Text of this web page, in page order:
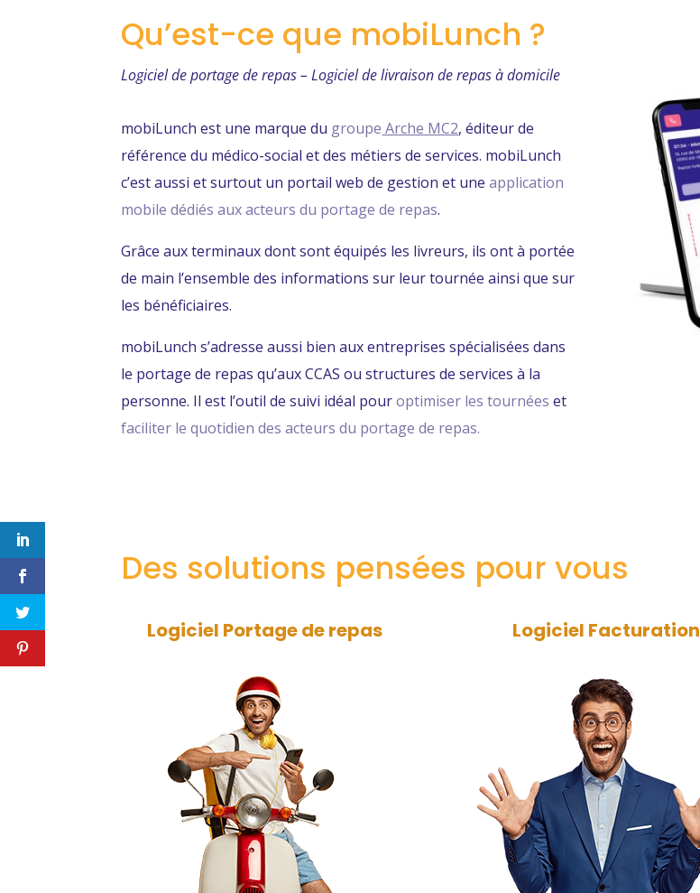
Qu’est-ce que mobiLunch ?
Logiciel de portage de repas – Logiciel de livraison de repas à domicile
mobiLunch est une marque du groupe Arche MC2, éditeur de
référence du médico-social et des métiers de services. mobiLunch
c’est aussi et surtout un portail web de gestion et uneapplication
mobile dédiés aux acteurs du portage de repas.
Grâce aux terminaux dont sont équipés les livreurs, ils ont à portée
de main l’ensemble des informations sur leur tournée ainsi que sur
les bénéficiaires.
mobiLunch s’adresse aussi bien aux entreprises spécialisées dans
le portage de repas qu’aux CCAS ou structures de services à la
personne. Il est l’outil de suivi idéal pouroptimiser les tournées et
faciliter le quotidien des acteurs du portage de repas.
Des solutions pensées pour vous
Logiciel Portage de repas Logiciel Facturation